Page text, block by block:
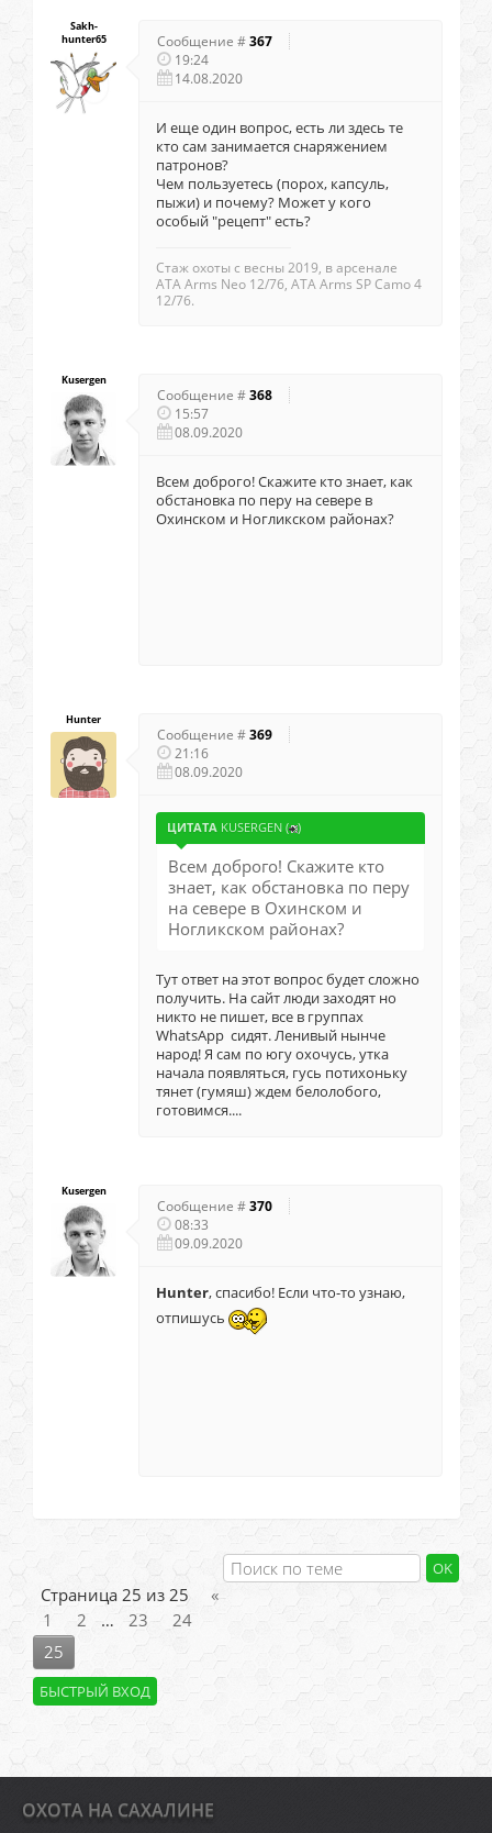
Sakh-
hunter65
Сообщение #367
19:24
14.08.2020
И еще один вопрос, есть ли здесь те
кто сам занимается снаряжением
патронов?
Чем пользуетесь (порох, капсуль,
пыжи) и почему? Может у кого
особый "рецепт" есть?
Стаж охоты с весны 2019, в арсенале
ATA Arms Neo 12/76, ATA Arms SP Camo 4
12/76.
Kusergen
Сообщение #368
15:57
08.09.2020
Всем доброго! Скажите кто знает, как
обстановка по перу на севере в
Охинском и Ногликском районах?
Hunter
Сообщение #369
21:16
08.09.2020
ЦИТАТА KUSERGEN ( )
Всем доброго! Скажите кто
знает, как обстановка по перу
на севере в Охинском и
Ногликском районах?
Тут ответ на этот вопрос будет сложно
получить. На сайт люди заходят но
никто не пишет, все в группах
WhatsApp сидят. Ленивый нынче
народ! Я сам по югу охочусь, утка
начала появляться, гусь потихоньку
тянет (гумяш) ждем белолобого,
готовимся....
Kusergen
Сообщение #370
08:33
09.09.2020
Hunter, спасибо! Если что-то узнаю,
отпишусь
Страница 25 из 25
«
1
2 … 23
24
25
ОХОТА НА САХАЛИНЕ